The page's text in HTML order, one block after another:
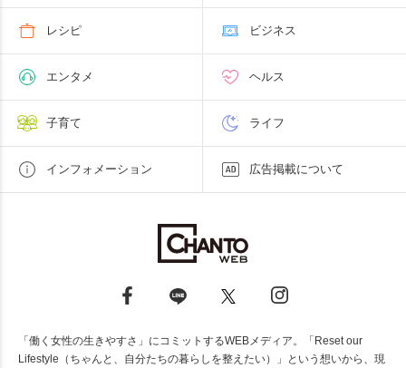
レシピ ビジネス
エンタメ ヘルス
子育て ライフ
インフォメーション 広告掲載について
「働く女性の生きやすさ」にコミットするWEBメディア。「Reset our
Lifestyle（ちゃんと、自分たちの暮らしを整えたい）」という想いから、現